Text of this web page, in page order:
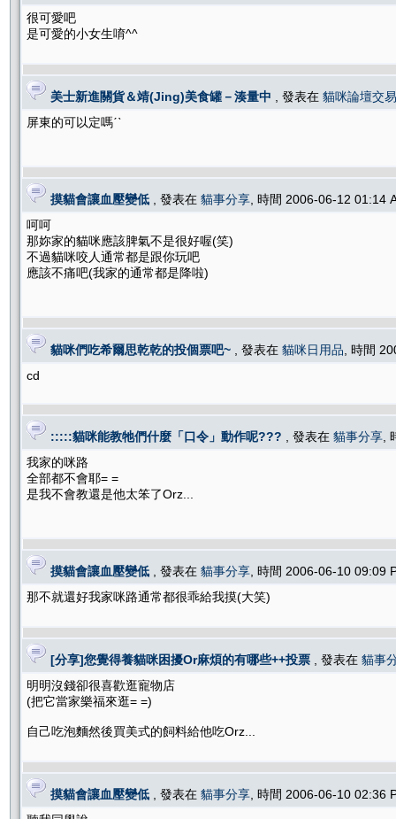
很可愛吧
是可愛的小女生唷^^
美士新進關貨＆靖(Jing)美食罐－湊量中 , 發表在 貓咪論壇交
屏東的可以定嗎ˊˋ
摸貓會讓血壓變低 , 發表在 貓事分享 , 時間 2006-06-12 01:14
呵呵
那妳家的貓咪應該脾氣不是很好喔(笑)
不過貓咪咬人通常都是跟你玩吧
應該不痛吧(我家的通常都是降啦)
貓咪們吃希爾思乾乾的投個票吧~ , 發表在 貓咪日用品 , 時間
cd
:::::貓咪能教牠們什麼「口令」動作呢??? , 發表在 貓事分享 ,
我家的咪路
全部都不會耶= =
是我不會教還是他太笨了Orz...
摸貓會讓血壓變低 , 發表在 貓事分享 , 時間 2006-06-10 09:09
那不就還好我家咪路通常都很乖給我摸(大笑)
[分享]您覺得養貓咪困擾Or麻煩的有哪些++投票 , 發表在 貓事
明明沒錢卻很喜歡逛寵物店
(把它當家樂福來逛= =)
自己吃泡麵然後買美式的飼料給他吃Orz...
摸貓會讓血壓變低 , 發表在 貓事分享 , 時間 2006-06-10 02:36